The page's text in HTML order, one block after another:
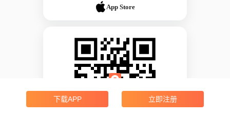
App Store
下载APP 立即注册